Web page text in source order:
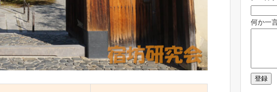
何か一